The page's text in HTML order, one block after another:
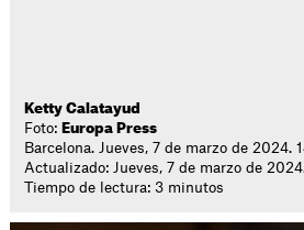
Ketty Calatayud
Foto: Europa Press
Barcelona. Jueves, 7 de marzo de 2024.
Actualizado: Jueves, 7 de marzo de
Tiempo de lectura: 3 minutos